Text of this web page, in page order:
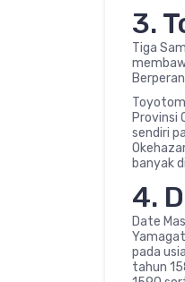
3.
Tiga
Provinsi
sendiri
banyak
4.
Date
pada
tahun